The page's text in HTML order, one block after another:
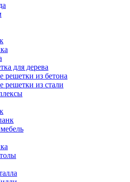
для дерева
решетки из бетона
решетки из стали